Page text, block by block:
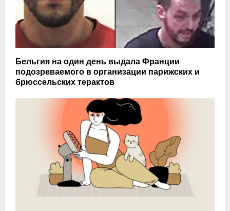
Бельгия на один день выдала Франции
подозреваемого в организации парижских и
брюссельских терактов